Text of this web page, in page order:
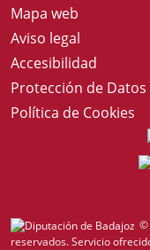
Mapa web
Aviso legal
Accesibilidad
Protección de Datos
Política de Cookies
©
reservados.Servicio